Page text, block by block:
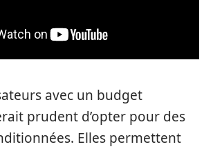
avec un budget
prudent d’opter pour des
Elles permettent